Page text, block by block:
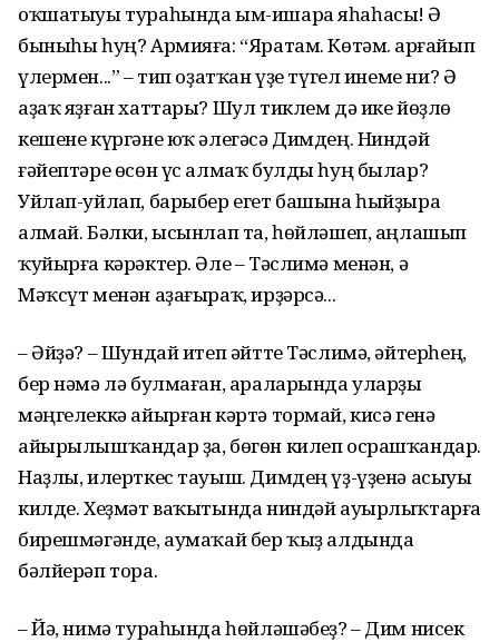
оҡшатыуы тураһында ым-ишара яһаһасы! Ә
быныһы һуң? Армияға: “Яратам. Көтәм. Һарғайып
үлермен...” – тип оҙатҡан үҙе түгел инеме ни? Ә
аҙаҡ яҙған хаттары? Шул тиклем дә ике йөҙлө
кешене күргәне юҡ әлегәсә Димдең. Ниндәй
ғәйептәре өсөн үс алмаҡ булды һуң былар?
Уйлап-уйлап, барыбер егет башына һыйҙыра
алмай. Бәлки, ысынлап та, һөйләшеп, аңлашып
ҡуйырға кәрәктер. Әле – Тәслимә менән, ә
Мәҡсүт менән аҙағыраҡ, ирҙәрсә...
– Әйҙә? – Шундай итеп әйтте Тәслимә, әйтерһең,
бер нәмә лә булмаған, араларында уларҙы
мәңгелеккә айырған кәртә тормай, кисә генә
айырылышҡандар ҙа, бөгөн килеп осрашҡандар.
Наҙлы, илерткес тауыш. Димдең үҙ-үҙенә асыуы
килде. Хеҙмәт ваҡытында ниндәй ауырлыҡтарға
бирешмәгәнде, аумаҡай бер ҡыҙ алдында
бәлйерәп тора.
– Йә, нимә тураһында һөйләшәбеҙ? – Дим нисек